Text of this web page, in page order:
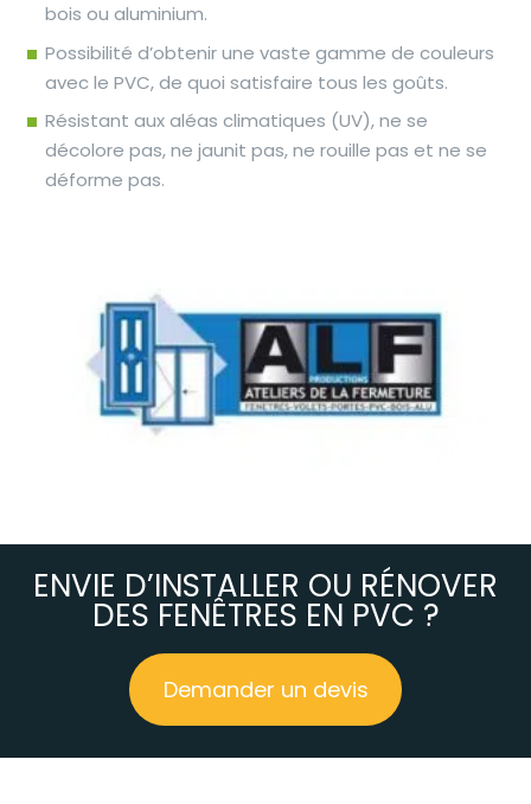
bois ou aluminium.
Possibilité d’obtenir une vaste gamme de couleurs
avec le PVC, de quoi satisfaire tous les goûts.
Résistant aux aléas climatiques (UV), ne se
décolore pas, ne jaunit pas, ne rouille pas et ne se
déforme pas.
ENVIE D’INSTALLER OU RÉNOVER
DES FENÊTRES EN PVC ?
Demander un devis